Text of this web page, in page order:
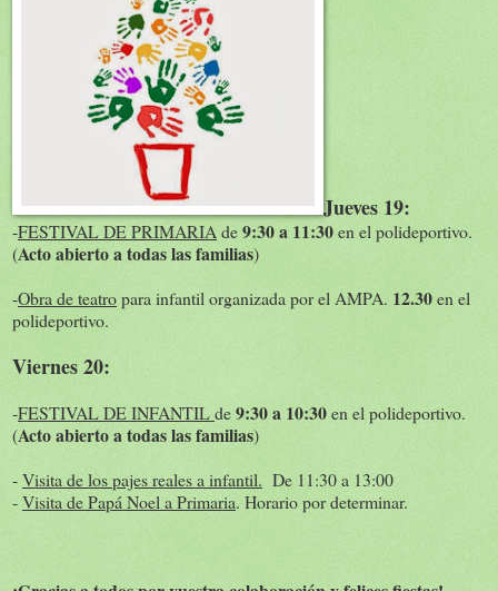
Jueves 19:
-FESTIVAL DE PRIMARIA de9:30 a 11:30en el polideportivo.
(Acto abierto a todas las familias)
-Obra de teatropara infantil organizada por el AMPA. 12.30en el
polideportivo.
Viernes 20:
-FESTIVAL DE INFANTILde9:30 a 10:30en el polideportivo.
(Acto abierto a todas las familias)
-Visita de los pajes reales a infantil. De 11:30 a 13:00
-Visita de Papá Noel a Primaria. Horario por determinar.